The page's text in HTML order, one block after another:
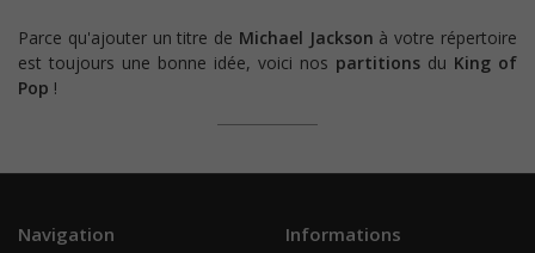
Parce qu'ajouter un titre de Michael Jackson à votre répertoire
est toujours une bonne idée, voici nos partitions du King of
Pop !
Navigation Informations